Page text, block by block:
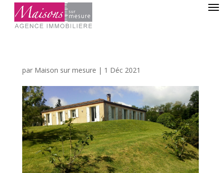
par Maison sur mesure | 1 Déc 2021